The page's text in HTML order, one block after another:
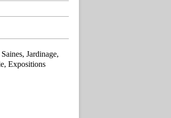
Jardinage,
Expositions